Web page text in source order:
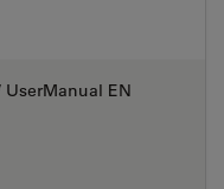
UserManual EN